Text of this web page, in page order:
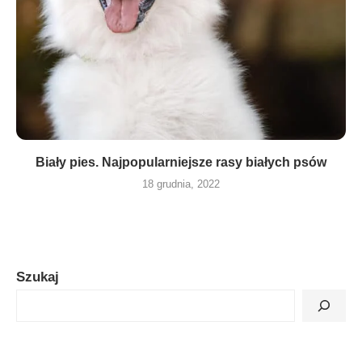
Biały pies. Najpopularniejsze rasy białych psów
18 grudnia, 2022
Szukaj